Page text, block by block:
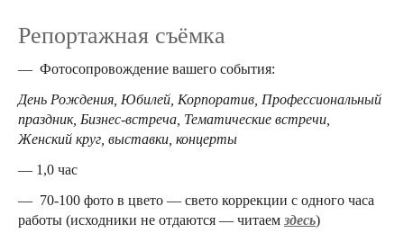
Репортажная съёмка
— Фотосопровождение вашего события:
День Рождения, Юбилей, Корпоратив, Профессиональный
праздник, Бизнес-встреча, Тематические встречи,
Женский круг, выставки, концерты
— 1,0 час
— 70-100 фото в цвето — свето коррекции с одного часа
работы (исходники не отдаются — читаем здесь)